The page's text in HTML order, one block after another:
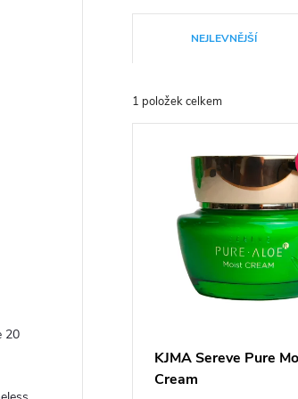
20
a
z
NEJLEVNĚJŠÍ
1 položek celkem
KJMA Sereve Pure
Cream